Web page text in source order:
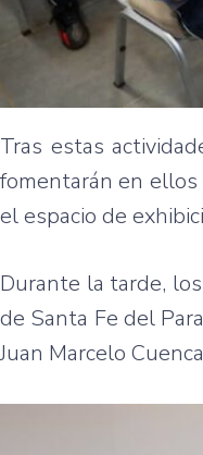
Tras estas
fomentarán en
el espacio de
Durante la tarde,
de Santa Fe del
Juan Marcelo